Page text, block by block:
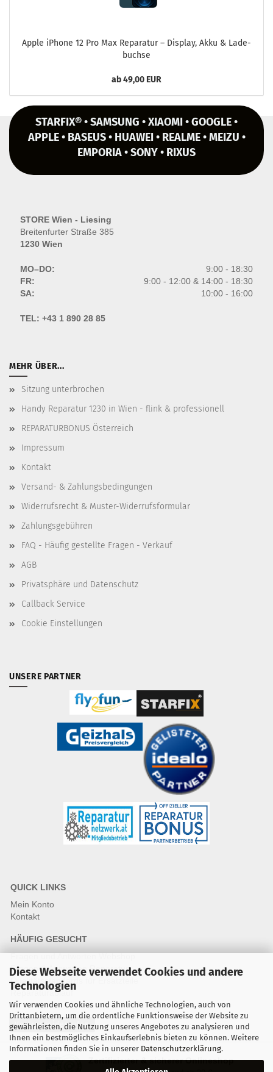
Diese Webseite verwendet Cookies und andere
Technologien
Wir verwenden Cookies und ähnliche Technologien, auch von
Drittanbietern, um die ordentliche Funktionsweise der Website zu
gewährleisten, die Nutzung unseres Angebotes zu analysieren und
Ihnen ein bestmögliches Einkaufserlebnis bieten zu können. Weitere
Informationen finden Sie in unserer Datenschutzerklärung.
Apple iPho­ne 12 Pro Max Re­pa­ra­tur – Dis­play, Akku & La­de­
buch­se
ab 49,00 EUR
STARFIX® • SAMSUNG • XIAOMI • GOOGLE •
APPLE • BASEUS • HUAWEI • REALME • MEIZU •
EMPORIA • SONY • RIXUS
STORE Wien - Liesing
Breitenfurter Straße 385
1230 Wien
MO–DO:
9:00 - 18:30
FR:
9:00 - 12:00 & 14:00 - 18:30
SA:
10:00 - 16:00
TEL: +43 1 890 28 85
MEHR ÜBER...
Sitzung unterbrochen
Handy Reparatur 1230 in Wien - flink & professionell
REPARATURBONUS Österreich
Impressum
Kontakt
Versand- & Zahlungsbedingungen
Widerrufsrecht & Muster-Widerrufsformular
Zahlungsgebühren
FAQ - Häufig gestellte Fragen - Verkauf
AGB
Privatsphäre und Datenschutz
Callback Service
Cookie Einstellungen
UNSERE PARTNER
QUICK LINKS
Mein Konto
Kontakt
HÄUFIG GESUCHT
Fragen und Antworten Webshop
Fragen & Antworten Reparatur
Qualitätsstandards für Ersatzteile
Reparaturablauf
Vertrag widerrufen
Zertifizierter & sicherer Onlineshop